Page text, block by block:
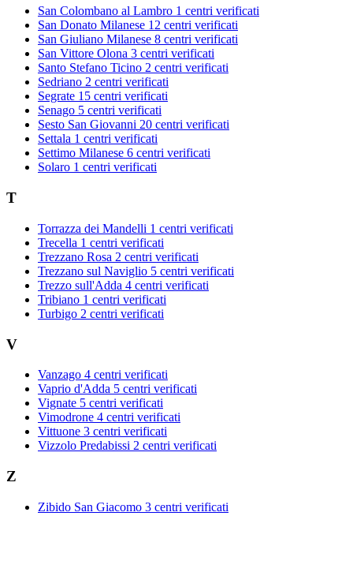
San Colombano al Lambro 1 centri verificati
San Donato Milanese 12 centri verificati
San Giuliano Milanese 8 centri verificati
San Vittore Olona 3 centri verificati
Santo Stefano Ticino 2 centri verificati
Sedriano 2 centri verificati
Segrate 15 centri verificati
Senago 5 centri verificati
Sesto San Giovanni 20 centri verificati
Settala 1 centri verificati
Settimo Milanese 6 centri verificati
Solaro 1 centri verificati
T
Torrazza dei Mandelli 1 centri verificati
Trecella 1 centri verificati
Trezzano Rosa 2 centri verificati
Trezzano sul Naviglio 5 centri verificati
Trezzo sull'Adda 4 centri verificati
Tribiano 1 centri verificati
Turbigo 2 centri verificati
V
Vanzago 4 centri verificati
Vaprio d'Adda 5 centri verificati
Vignate 5 centri verificati
Vimodrone 4 centri verificati
Vittuone 3 centri verificati
Vizzolo Predabissi 2 centri verificati
Z
Zibido San Giacomo 3 centri verificati